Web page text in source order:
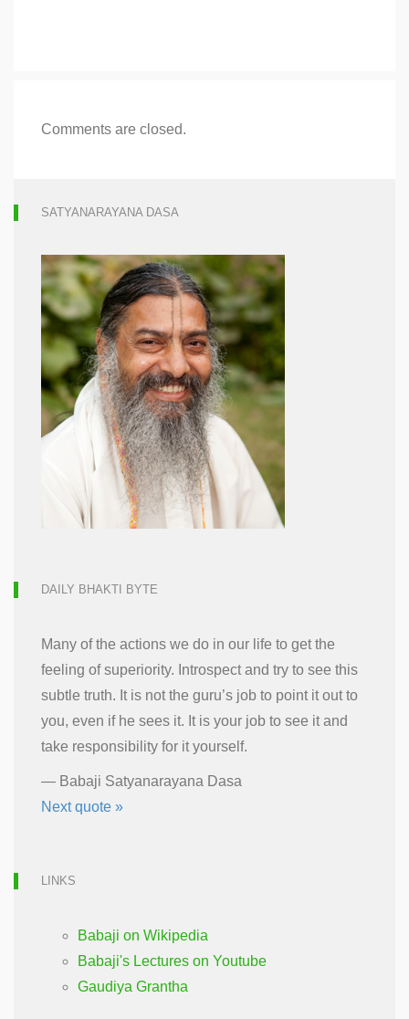
Comments are closed.
SATYANARAYANA DASA
DAILY BHAKTI BYTE
Many of the actions we do in our life to get the
feeling of superiority. Introspect and try to see this
subtle truth. It is not the guru’s job to point it out to
you, even if he sees it. It is your job to see it and
take responsibility for it yourself.
— Babaji Satyanarayana Dasa
Next quote »
LINKS
Babaji on Wikipedia
Babaji's Lectures on Youtube
Gaudiya Grantha